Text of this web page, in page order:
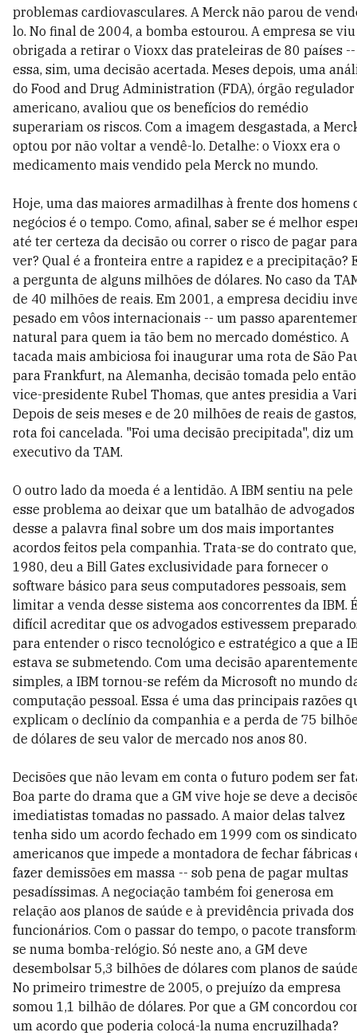
problemas cardiovasculares. A Merck não parou de
lo. No final de 2004, a bomba estourou. A empresa se viu
obrigada a retirar o Vioxx das prateleiras de 80 países --
essa, sim, uma decisão acertada. Meses depois, uma
do Food and Drug Administration (FDA), órgão regulador
americano, avaliou que os benefícios do remédio
superariam os riscos. Com a imagem desgastada, a
optou por não voltar a vendê-lo. Detalhe: o Vioxx era o
medicamento mais vendido pela Merck no mundo.
Hoje, uma das maiores armadilhas à frente dos homens
negócios é o tempo. Como, afinal, saber se é melhor
até ter certeza da decisão ou correr o risco de pagar para
ver? Qual é a fronteira entre a rapidez e a precipitação?
a pergunta de alguns milhões de dólares. No caso da
de 40 milhões de reais. Em 2001, a empresa decidiu
pesado em vôos internacionais -- um passo
natural para quem ia tão bem no mercado doméstico. A
tacada mais ambiciosa foi inaugurar uma rota de São
para Frankfurt, na Alemanha, decisão tomada pelo então
vice-presidente Rubel Thomas, que antes presidia a
Depois de seis meses e de 20 milhões de reais de
rota foi cancelada. "Foi uma decisão precipitada", diz um
executivo da TAM.
O outro lado da moeda é a lentidão. A IBM sentiu na pele
esse problema ao deixar que um batalhão de advogados
desse a palavra final sobre um dos mais importantes
acordos feitos pela companhia. Trata-se do contrato
1980, deu a Bill Gates exclusividade para fornecer o
software básico para seus computadores pessoais, sem
limitar a venda desse sistema aos concorrentes da IBM.
difícil acreditar que os advogados estivessem
para entender o risco tecnológico e estratégico a que a
estava se submetendo. Com uma decisão
simples, a IBM tornou-se refém da Microsoft no mundo
computação pessoal. Essa é uma das principais razões
explicam o declínio da companhia e a perda de 75
de dólares de seu valor de mercado nos anos 80.
Decisões que não levam em conta o futuro podem ser
Boa parte do drama que a GM vive hoje se deve a
imediatistas tomadas no passado. A maior delas talvez
tenha sido um acordo fechado em 1999 com os
americanos que impede a montadora de fechar fábricas
fazer demissões em massa -- sob pena de pagar multas
pesadíssimas. A negociação também foi generosa em
relação aos planos de saúde e à previdência privada dos
funcionários. Com o passar do tempo, o pacote
se numa bomba-relógio. Só neste ano, a GM deve
desembolsar 5,3 bilhões de dólares com planos de
No primeiro trimestre de 2005, o prejuízo da empresa
somou 1,1 bilhão de dólares. Por que a GM concordou
um acordo que poderia colocá-la numa encruzilhada?